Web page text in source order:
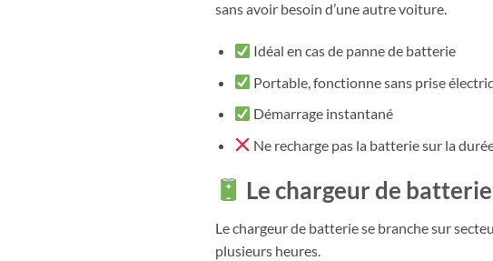
sans avoir besoin d’une autre voiture.
Idéal en cas de panne de batterie
Portable, fonctionne sans prise
Démarrage instantané
Ne recharge pas la batterie sur la
Le chargeur de
Le chargeur de batterie se branche sur
plusieurs heures.